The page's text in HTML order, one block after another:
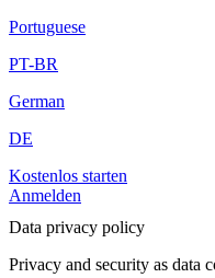
Portuguese
PT-BR
German
DE
Kostenlos starten
Anmelden
Data privacy policy
Privacy and security as data